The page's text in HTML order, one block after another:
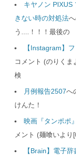
キヤノン PIXUS
きない時の対処法
う....！！！最後の
【Instagram】
コメント (のりく
検
月例報告2507へ
けんた！
映画『タンポポ
メント (麺喰いよ
【Brain】電子